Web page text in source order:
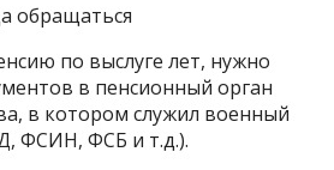
обращаться
по выслуге лет, нужно
в пенсионный орган
в котором служил военный
ФСИН, ФСБ и т.д.).